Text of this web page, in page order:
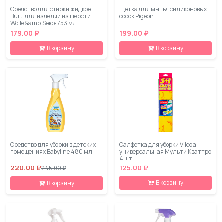
Средство для стирки жидкое
Burti для изделий из шерсти
Wolle&amp;Seide 753 мл
179.00 ₽
В корзину
Щетка для мытья силиконовых
сосок Pigeon
199.00 ₽
В корзину
Средство для уборки в детских
помещениях Babyline 480 мл
220.00 ₽245.00 ₽
В корзину
Салфетка для уборки Vileda
универсальная Мульти Кваттро
4 шт
125.00 ₽
В корзину